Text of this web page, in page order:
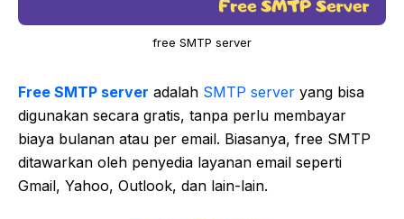
free SMTP server
Free SMTP server adalah SMTP server yang bisa
digunakan secara gratis, tanpa perlu membayar
biaya bulanan atau per email. Biasanya, free SMTP
ditawarkan oleh penyedia layanan email seperti
Gmail, Yahoo, Outlook, dan lain-lain.